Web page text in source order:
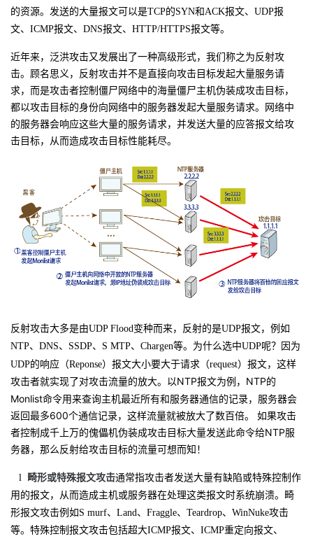
的资源。发送的大量报文可以是TCP的SYN和ACK报文、UDP报
文、ICMP报文、DNS报文、HTTP/HTTPS报文等。
近年来，泛洪攻击又发展出了一种高级形式，我们称之为反射攻
击。顾名思义，反射攻击并不是直接向攻击目标发起大量服务请
求，而是攻击者控制僵尸网络中的海量僵尸主机伪装成攻击目标，
都以攻击目标的身份向网络中的服务器发起大量服务请求。网络中
的服务器会响应这些大量的服务请求，并发送大量的应答报文给攻
击目标，从而造成攻击目标性能耗尽。
反射攻击大多是由UDP Flood变种而来，反射的是UDP报文，例如
NTP、DNS、SSDP、S MTP、Chargen等。为什么选中UDP呢？因为
UDP的响应（Reponse）报文大小要大于请求（request）报文，这样
攻击者就实现了对攻击流量的放大。 以NTP报文为例，NTP的
Monlist命令用来查询主机最近所有和服务器通信的记录，服务器会
返回最多600个通信记录，这样流量就被放大了数百倍。 如果攻击
者控制成千上万的傀儡机伪装成攻击目标大量发送此命令给NTP服
务器，那么反射给攻击目标的流量可想而知！
l 畸形或特殊报文攻击通常指攻击者发送大量有缺陷或特殊控制作
用的报文，从而造成主机或服务器在处理这类报文时系统崩溃。畸
形报文攻击例如S murf、Land、Fraggle、Teardrop、WinNuke攻击
等。特殊控制报文攻击包括超大ICMP报文、ICMP重定向报文、